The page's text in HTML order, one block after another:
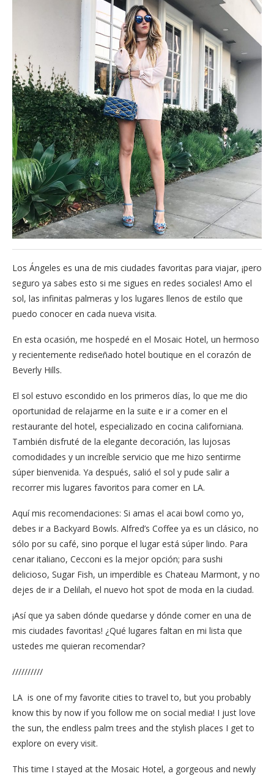
Los Ángeles es una de mis ciudades favoritas para viajar, ¡pero
seguro ya sabes esto si me sigues en redes sociales! Amo el
sol, las infinitas palmeras y los lugares llenos de estilo que
puedo conocer en cada nueva visita.
En esta ocasión, me hospedé en el Mosaic Hotel, un hermoso
y recientemente rediseñado hotel boutique en el corazón de
Beverly Hills.
El sol estuvo escondido en los primeros días, lo que me dio
oportunidad de relajarme en la suite e ir a comer en el
restaurante del hotel, especializado en cocina californiana.
También disfruté de la elegante decoración, las lujosas
comodidades y un increíble servicio que me hizo sentirme
súper bienvenida. Ya después, salió el sol y pude salir a
recorrer mis lugares favoritos para comer en LA.
Aquí mis recomendaciones: Si amas el acai bowl como yo,
debes ir a Backyard Bowls. Alfred’s Coffee ya es un clásico, no
sólo por su café, sino porque el lugar está súper lindo. Para
cenar italiano, Cecconi es la mejor opción; para sushi
delicioso, Sugar Fish, un imperdible es Chateau Marmont, y no
dejes de ir a Delilah, el nuevo hot spot de moda en la ciudad.
¡Así que ya saben dónde quedarse y dónde comer en una de
mis ciudades favoritas! ¿Qué lugares faltan en mi lista que
ustedes me quieran recomendar?
//////////
LA is one of my favorite cities to travel to, but you probably
know this by now if you follow me on social media! I just love
the sun, the endless palm trees and the stylish places I get to
explore on every visit.
This time I stayed at the Mosaic Hotel, a gorgeous and newly